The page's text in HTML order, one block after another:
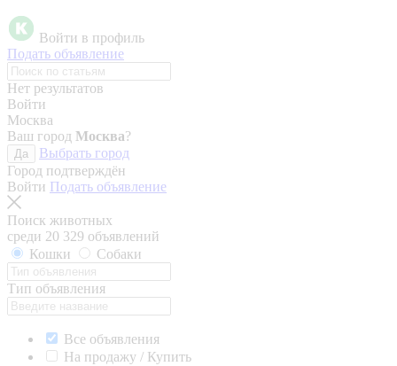
Войти в профиль
Подать объявление
Нет результатов
Войти
Москва
Ваш город Москва?
Да
Выбрать город
Город подтверждён
Войти Подать объявление
Поиск животных
среди 20 329 объявлений
Кошки
Собаки
Тип объявления
Все объявления
На продажу / Купить